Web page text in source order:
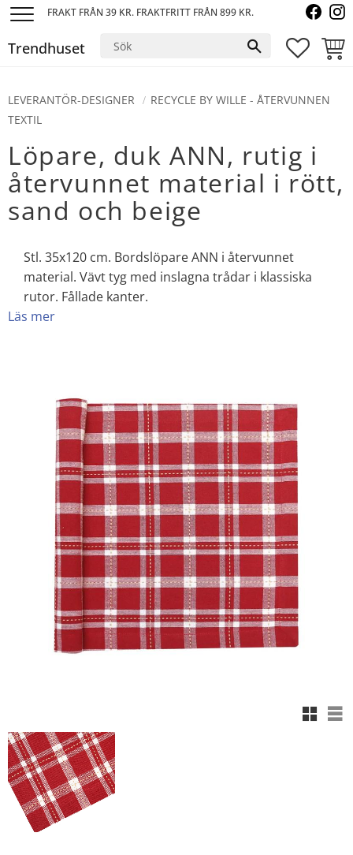
FRAKT FRÅN 39 KR. FRAKTFRITT FRÅN 899 KR.
Trendhuset
LEVERANTÖR-DESIGNER
RECYCLE BY WILLE - ÅTERVUNNEN
TEXTIL
Löpare, duk ANN, rutig i
återvunnet material i rött,
sand och beige
Stl. 35x120 cm. Bordslöpare ANN i återvunnet
material. Vävt tyg med inslagna trådar i klassiska
rutor. Fållade kanter.
Läs mer